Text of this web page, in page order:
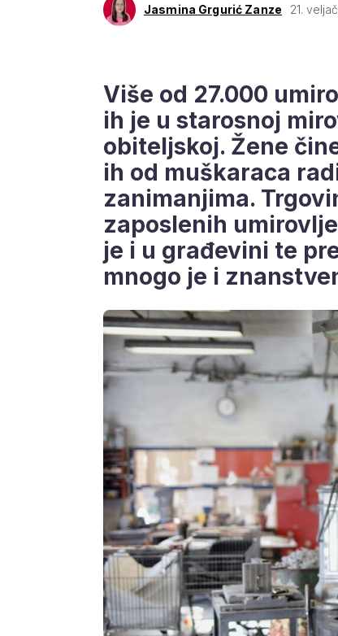
Jasmina Grgurić Zanze 21.
Više od 27.000
ih je u starosnoj
obiteljskoj. Žene
ih od muškaraca
zanimanjima.
zaposlenih
je i u građevini te
mnogo je i